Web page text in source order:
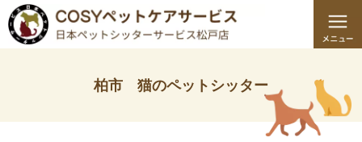
柏市 猫のペットシッター